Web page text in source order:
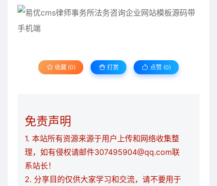
收藏 (0) 打赏 点赞 (0)
免责声明
1. 本站所有资源来源于用户上传和网络收集整
理，如有侵权请邮件307495904@qq.com联
系站长！
2. 分享目的仅供大家学习和交流，请不要用于